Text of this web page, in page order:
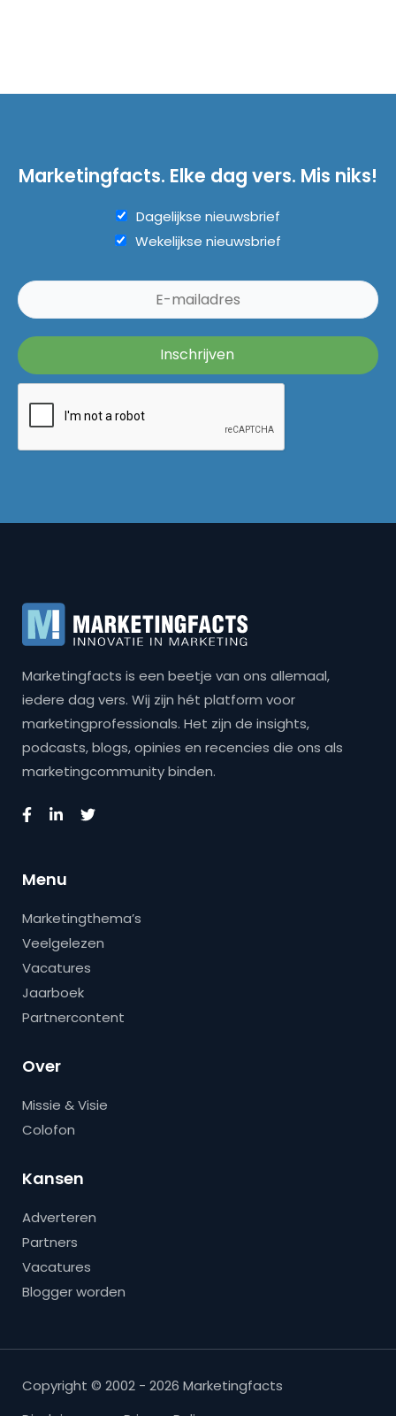
Marketingfacts. Elke dag vers. Mis niks!
Dagelijkse nieuwsbrief
Wekelijkse nieuwsbrief
Marketingfacts is een beetje van ons allemaal,
iedere dag vers. Wij zijn hét platform voor
marketingprofessionals. Het zijn de insights,
podcasts, blogs, opinies en recencies die ons als
marketingcommunity binden.
Menu
Marketingthema’s
Veelgelezen
Vacatures
Jaarboek
Partnercontent
Over
Missie & Visie
Colofon
Kansen
Adverteren
Partners
Vacatures
Blogger worden
Copyright © 2002 - 2026 Marketingfacts